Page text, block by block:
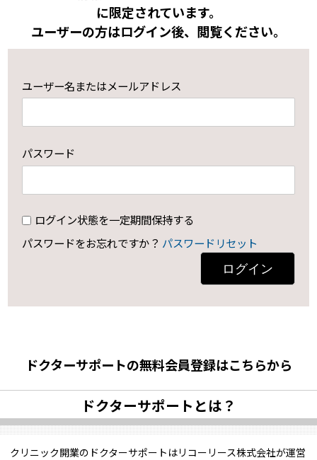
に限定されています。
ユーザーの方はログイン後、閲覧ください。
ユーザー名またはメールアドレス
パスワード
ログイン状態を一定期間保持する
パスワードをお忘れですか？ パスワードリセット
ログイン
ドクターサポートの無料会員登録はこちらから
ドクターサポートとは？
クリニック開業のドクターサポートはリコーリース株式会社が運営